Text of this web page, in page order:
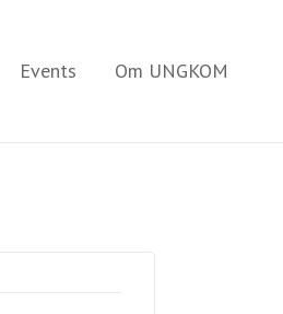
Events Om UNGKOM